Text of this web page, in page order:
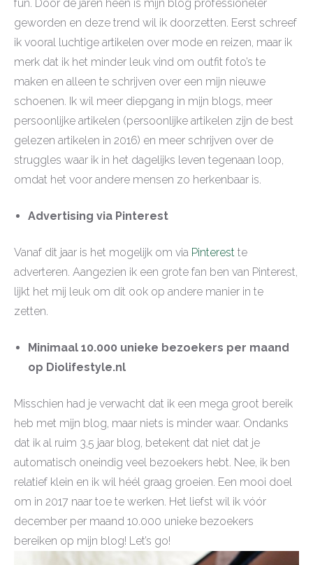
fun. Door de jaren heen is mijn blog professioneler
geworden en deze trend wil ik doorzetten. Eerst schreef
ik vooral luchtige artikelen over mode en reizen, maar ik
merk dat ik het minder leuk vind om outfit foto’s te
maken en alleen te schrijven over een mijn nieuwe
schoenen. Ik wil meer diepgang in mijn blogs, meer
persoonlijke artikelen (persoonlijke artikelen zijn de best
gelezen artikelen in 2016) en meer schrijven over de
struggles waar ik in het dagelijks leven tegenaan loop,
omdat het voor andere mensen zo herkenbaar is.
Advertising via Pinterest
Vanaf dit jaar is het mogelijk om via Pinterest te
adverteren. Aangezien ik een grote fan ben van Pinterest,
lijkt het mij leuk om dit ook op andere manier in te
zetten.
Minimaal 10.000 unieke bezoekers per maand
op Diolifestyle.nl
Misschien had je verwacht dat ik een mega groot bereik
heb met mijn blog, maar niets is minder waar. Ondanks
dat ik al ruim 3,5 jaar blog, betekent dat niet dat je
automatisch oneindig veel bezoekers hebt. Nee, ik ben
relatief klein en ik wil héél graag groeien. Een mooi doel
om in 2017 naar toe te werken. Het liefst wil ik vóór
december per maand 10.000 unieke bezoekers
bereiken op mijn blog! Let’s go!